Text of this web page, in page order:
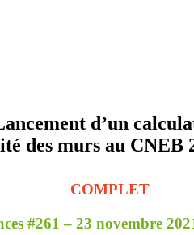
d’un
des murs au CNEB
COMPLET
#261 – 23 novembre